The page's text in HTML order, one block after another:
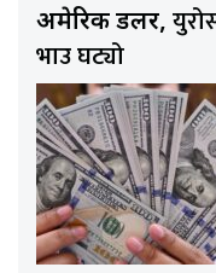
अमेरिकी डलर,
भाउ घट्यो